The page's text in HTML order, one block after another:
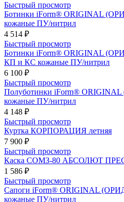
Быстрый просмотр
Ботинки iForm® ORIGINAL
кожаные ПУ/нитрил
4 514 ₽
Быстрый просмотр
Ботинки iForm® ORIGINAL
КП и КС кожаные ПУ/нитрил
6 100 ₽
Быстрый просмотр
Полуботинки iForm®
кожаные ПУ/нитрил
4 148 ₽
Быстрый просмотр
Куртка КОРПОРАЦИЯ летняя
7 900 ₽
Быстрый просмотр
Каска СОМЗ-80 АБСОЛЮТ
1 586 ₽
Быстрый просмотр
Сапоги iForm® ORIGINAL
кожаные ПУ/нитрил